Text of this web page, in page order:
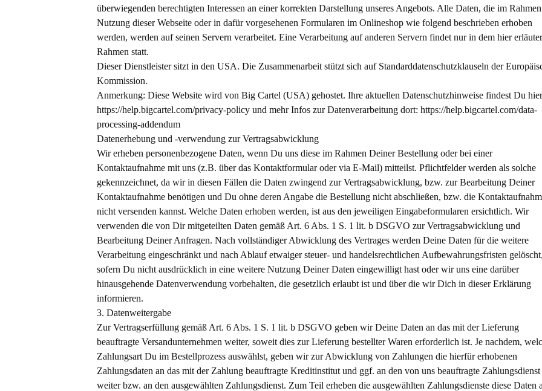
überwiegenden berechtigten Interessen an einer korrekten Darstellung unseres Angebots. Alle Daten, die im
Nutzung dieser Webseite oder in dafür vorgesehenen Formularen im Onlineshop wie folgend beschrieben erhoben
werden, werden auf seinen Servern verarbeitet. Eine Verarbeitung auf anderen Servern findet nur in dem hier
Rahmen statt.
Dieser Dienstleister sitzt in den USA. Die Zusammenarbeit stützt sich auf Standarddatenschutzklauseln der
Kommission.
Anmerkung: Diese Website wird von Big Cartel (USA) gehostet. Ihre aktuellen Datenschutzhinweise findest Du
https://help.bigcartel.com/privacy-policy und mehr Infos zur Datenverarbeitung dort: https://help.bigcartel.com/data-
processing-addendum
Datenerhebung und -verwendung zur Vertragsabwicklung
Wir erheben personenbezogene Daten, wenn Du uns diese im Rahmen Deiner Bestellung oder bei einer
Kontaktaufnahme mit uns (z.B. über das Kontaktformular oder via E-Mail) mitteilst. Pflichtfelder werden als solche
gekennzeichnet, da wir in diesen Fällen die Daten zwingend zur Vertragsabwicklung, bzw. zur Bearbeitung Deiner
Kontaktaufnahme benötigen und Du ohne deren Angabe die Bestellung nicht abschließen, bzw. die
nicht versenden kannst. Welche Daten erhoben werden, ist aus den jeweiligen Eingabeformularen ersichtlich. Wir
verwenden die von Dir mitgeteilten Daten gemäß Art. 6 Abs. 1 S. 1 lit. b DSGVO zur Vertragsabwicklung und
Bearbeitung Deiner Anfragen. Nach vollständiger Abwicklung des Vertrages werden Deine Daten für die weitere
Verarbeitung eingeschränkt und nach Ablauf etwaiger steuer- und handelsrechtlichen Aufbewahrungsfristen gelöscht,
sofern Du nicht ausdrücklich in eine weitere Nutzung Deiner Daten eingewilligt hast oder wir uns eine darüber
hinausgehende Datenverwendung vorbehalten, die gesetzlich erlaubt ist und über die wir Dich in dieser Erklärung
informieren.
3. Datenweitergabe
Zur Vertragserfüllung gemäß Art. 6 Abs. 1 S. 1 lit. b DSGVO geben wir Deine Daten an das mit der Lieferung
beauftragte Versandunternehmen weiter, soweit dies zur Lieferung bestellter Waren erforderlich ist. Je nachdem,
Zahlungsart Du im Bestellprozess auswählst, geben wir zur Abwicklung von Zahlungen die hierfür erhobenen
Zahlungsdaten an das mit der Zahlung beauftragte Kreditinstitut und ggf. an den von uns beauftragte Zahlungsdienst
weiter bzw. an den ausgewählten Zahlungsdienst. Zum Teil erheben die ausgewählten Zahlungsdienste diese Daten